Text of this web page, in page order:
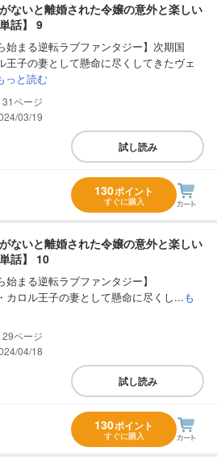
ないと離婚された令嬢の意外と楽しい
話】 9
始まる逆転ラブファンタジー】次期国
王子の妻として懸命に尽くしてきたヴェ
っと読む
31
03/19
試し読み
130ポイント
すぐに購入
ないと離婚された令嬢の意外と楽しい
話】 10
始まる逆転ラブファンタジー】
カロル王子の妻として懸命に尽くし...も
29
04/18
試し読み
130ポイント
すぐに購入